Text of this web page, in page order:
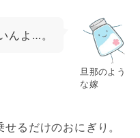
旦那のよう
な嫁
んよ…。
るだけのおにぎり。